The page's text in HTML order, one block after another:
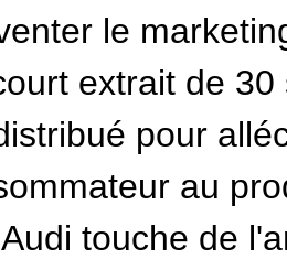
le
extrait de 30
pour
au
touche de